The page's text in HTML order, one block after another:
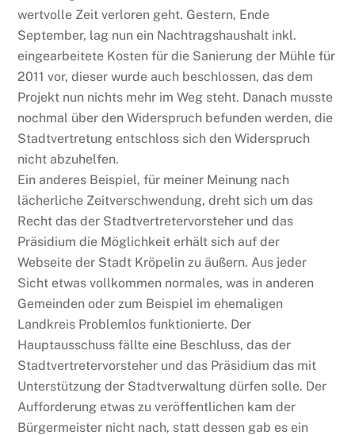
wertvolle Zeit verloren geht. Gestern, Ende
September, lag nun ein Nachtragshaushalt inkl.
eingearbeitete Kosten für die Sanierung der Mühle für
2011 vor, dieser wurde auch beschlossen, das dem
Projekt nun nichts mehr im Weg steht. Danach musste
nochmal über den Widerspruch befunden werden, die
Stadtvertretung entschloss sich den Widerspruch
nicht abzuhelfen.
Ein anderes Beispiel, für meiner Meinung nach
lächerliche Zeitverschwendung, dreht sich um das
Recht das der Stadtvertretervorsteher und das
Präsidium die Möglichkeit erhält sich auf der
Webseite der Stadt Kröpelin zu äußern. Aus jeder
Sicht etwas vollkommen normales, was in anderen
Gemeinden oder zum Beispiel im ehemaligen
Landkreis Problemlos funktionierte. Der
Hauptausschuss fällte eine Beschluss, das der
Stadtvertretervorsteher und das Präsidium das mit
Unterstützung der Stadtverwaltung dürfen solle. Der
Aufforderung etwas zu veröffentlichen kam der
Bürgermeister nicht nach, statt dessen gab es ein